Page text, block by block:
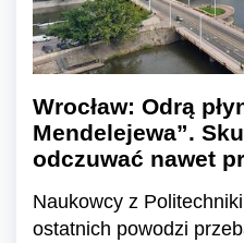
Wrocław: Odrą
Mendelejewa”.
odczuwać nawet
Naukowcy z
ostatnich powodzi